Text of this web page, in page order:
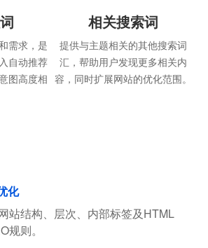
需求，是
自动推荐
图高度相
相关搜索词
提供与主题相关的其他搜索词
汇，帮助用户发现更多相关内
容，同时扩展网站的优化范围。
化
站结构、层次、内部标签及HTML
规则。